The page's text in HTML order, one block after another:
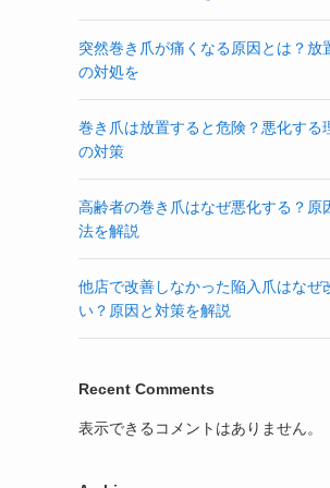
突然巻き爪が痛くなる原因とは？放
の対処を
巻き爪は放置すると危険？悪化する
の対策
高齢者の巻き爪はなぜ悪化する？原
法を解説
他店で改善しなかった陥入爪はなぜ
い？原因と対策を解説
Recent Comments
表示できるコメントはありません。